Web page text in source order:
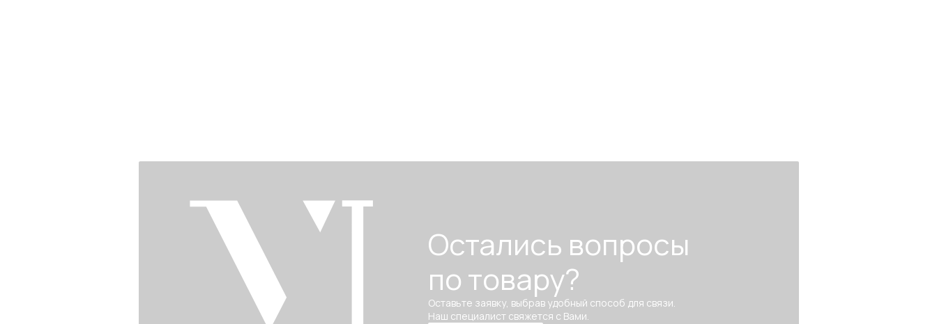
Остались вопросы
по товару?
Оставьте заявку, выбрав удобный способ для связи.
Наш специалист свяжется с Вами.